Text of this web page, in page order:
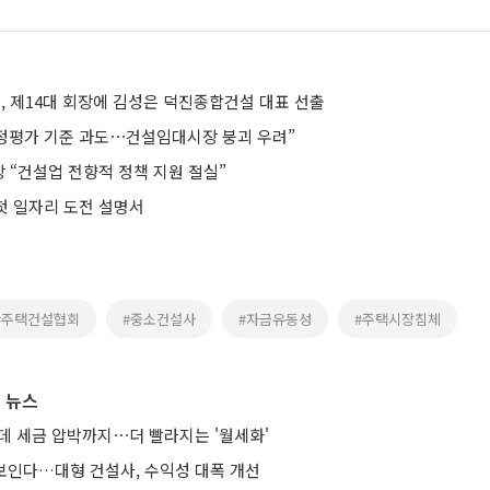
제14대 회장에 김성은 덕진종합건설 대표 선출
평가 기준 과도⋯건설임대시장 붕괴 우려”
“건설업 전향적 정책 지원 절실”
일자리 도전 설명서
택건설협회 #중소건설사 #자금유동성 #주택시장침체
스
세금 압박까지⋯더 빨라지는 '월세화'
인다…대형 건설사, 수익성 대폭 개선